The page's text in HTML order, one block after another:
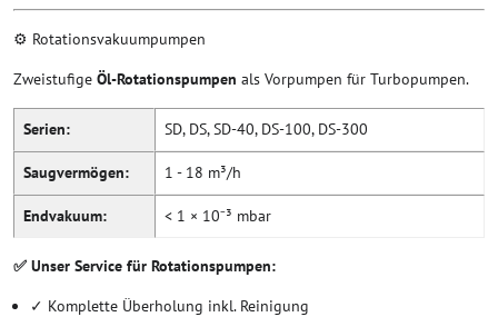
⚙️ Rotationsvakuumpumpen
Zweistufige Öl-Rotationspumpen als Vorpumpen für Turbopumpen.
Serien: SD, DS, SD-40, DS-100, DS-300
Saugvermögen: 1 - 18 m³/h
Endvakuum: < 1 × 10⁻³ mbar
✅ Unser Service für Rotationspumpen:
✓ Komplette Überholung inkl. Reinigung